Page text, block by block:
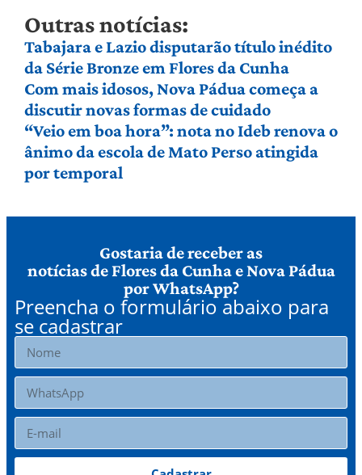
Outras notícias:
Tabajara e Lazio disputarão título inédito
da Série Bronze em Flores da Cunha
Com mais idosos, Nova Pádua começa a
discutir novas formas de cuidado
“Veio em boa hora”: nota no Ideb renova o
ânimo da escola de Mato Perso atingida
por temporal
Gostaria de receber as
notícias de Flores da Cunha e Nova Pádua
por WhatsApp?
Preencha o formulário abaixo para
se cadastrar